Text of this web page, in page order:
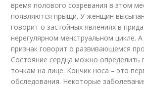
время полового созревания в этом
появляются прыщи. У женщин
говорит о застойных явлениях в
нерегулярном менструальном цикле.
признак говорит о развивающемся
Состояние сердца можно определить
точкам на лице. Кончик носа – это
обследования. Некоторые